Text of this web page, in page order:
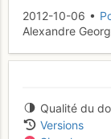
2012-10-06 •
Alexandre
Qualité du
Versions